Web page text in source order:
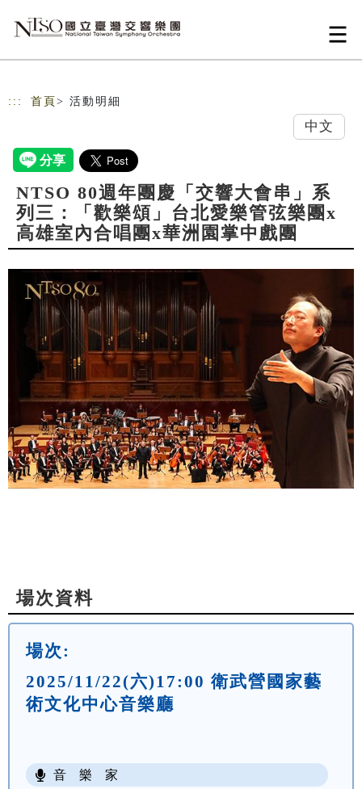
::: 首頁 > 活動明細
中文
NTSO 80週年團慶「交響大會串」系
列三：「歡樂頌」台北愛樂管弦樂團x
高雄室內合唱團x華洲園掌中戲團
場次資料
場次:
2025/11/22(六)17:00 衛武營國家藝
術文化中心音樂廳
音 樂 家